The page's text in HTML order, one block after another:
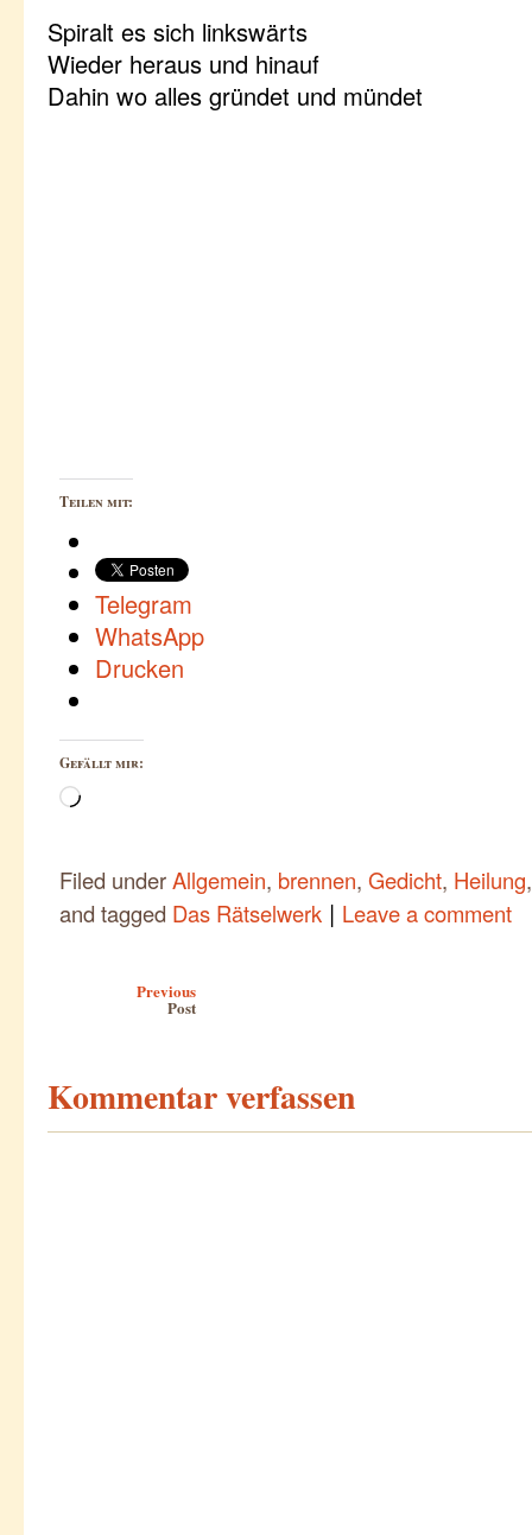
Spiralt es sich linkswärts
Wieder heraus und hinauf
Dahin wo alles gründet und mündet
Teilen mit:
Telegram
WhatsApp
Drucken
Gefällt mir:
Wird
Filed underAllgemein, brennen, Gedicht, Heilung
and tagged Das Rätselwerk | Leave a comment
Previous
Post
Kommentar verfassen